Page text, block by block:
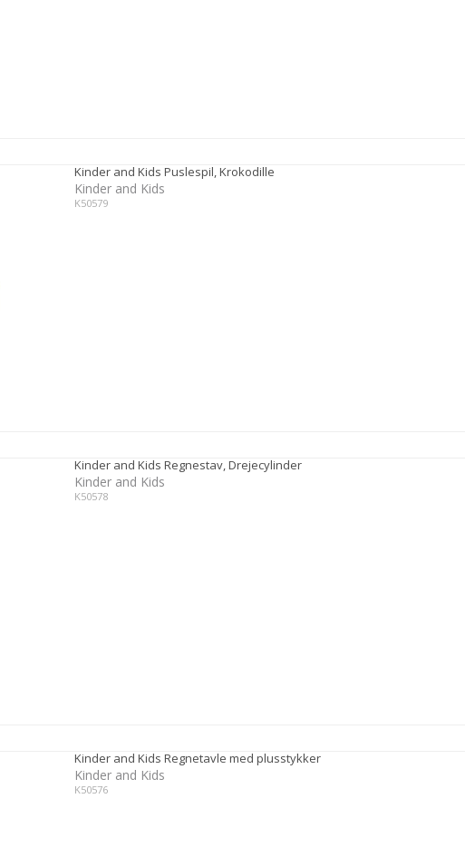
Kinder and Kids Puslespil, Krokodille
Kinder and Kids
K50579
Kinder and Kids Regnestav, Drejecylinder
Kinder and Kids
K50578
Kinder and Kids Regnetavle med plusstykker
Kinder and Kids
K50576